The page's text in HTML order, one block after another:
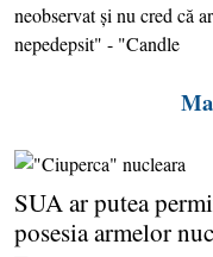
neobservat şi nu cred că
nepedepsit" - "Candle
SUA ar putea
posesia armelor